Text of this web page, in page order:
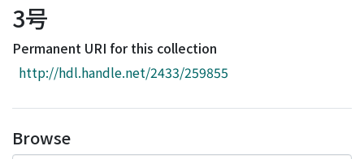
Browse
Download Ranking
Access Statistics
3号
Permanent URI for this collection
http://hdl.handle.net/2433/259855
Browse